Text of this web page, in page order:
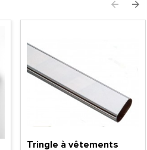
Tringle à vêtements